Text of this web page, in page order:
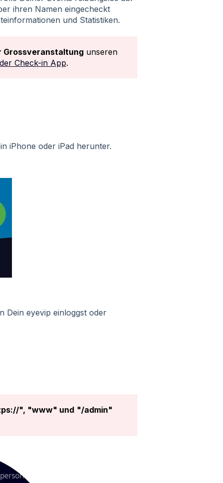
ihren Namen eingecheckt
und Statistiken.
Grossveranstaltungunseren
Check-in App.
iPhone oder iPad herunter.
Dein eyevip einloggst oder
", "www" und "/admin"